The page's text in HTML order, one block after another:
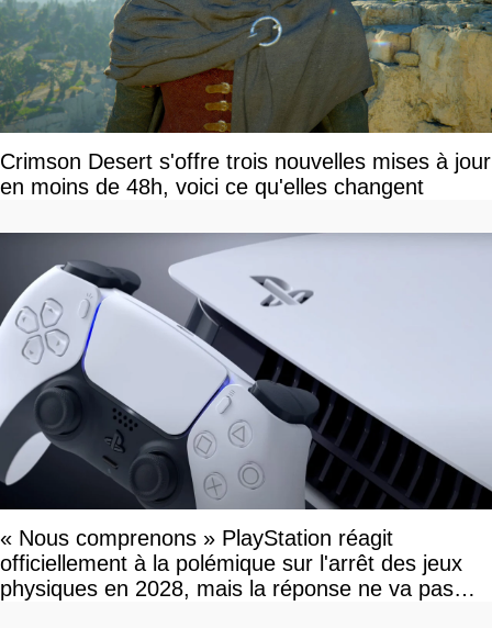
Crimson Desert s'offre trois nouvelles mises à jour
en moins de 48h, voici ce qu'elles changent
« Nous comprenons » PlayStation réagit
officiellement à la polémique sur l'arrêt des jeux
physiques en 2028, mais la réponse ne va pas